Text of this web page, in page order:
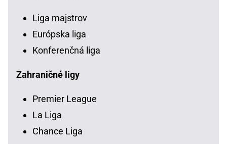
Liga majstrov
Európska liga
Konferenčná liga
Zahraničné ligy
Premier League
La Liga
Chance Liga